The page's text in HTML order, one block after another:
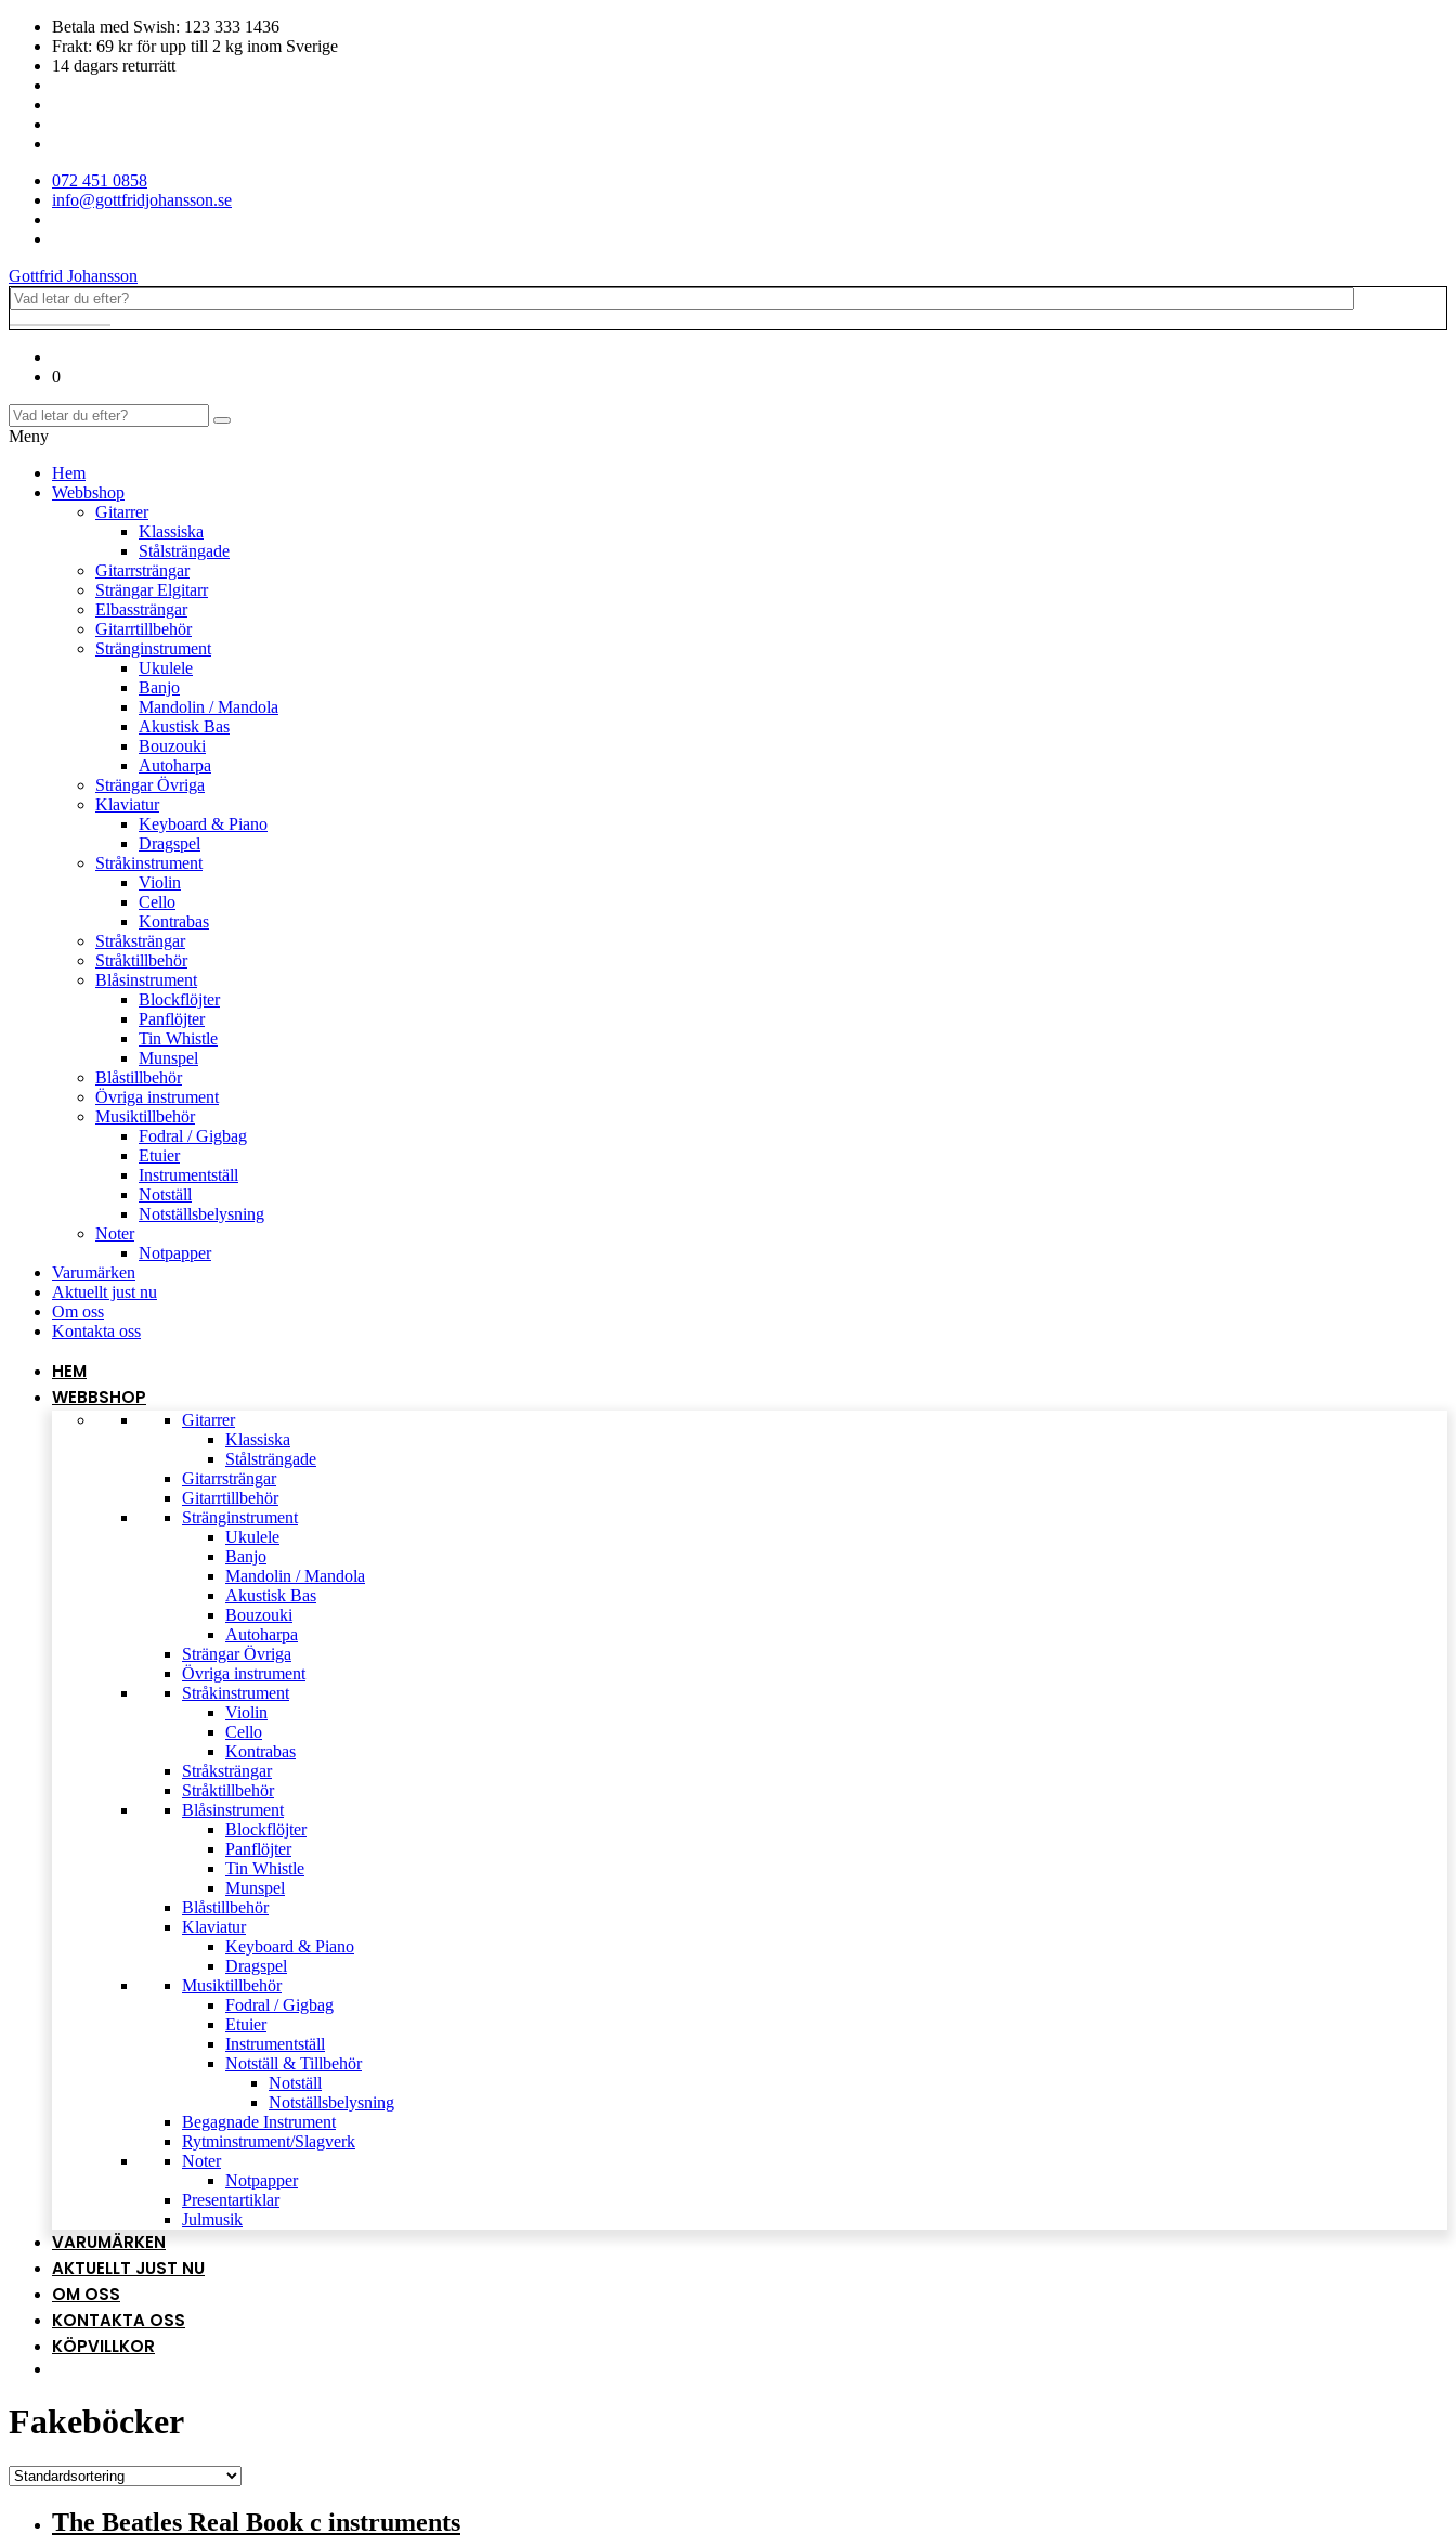
Betala med Swish: 123 333 1436
Frakt: 69 kr för upp till 2 kg inom Sverige
14 dagars returrätt
072 451 0858
info@gottfridjohansson.se
Gottfrid Johansson
0
Meny
Hem
Webbshop
Gitarrer
Klassiska
Stålsträngade
Gitarrsträngar
Strängar Elgitarr
Elbassträngar
Gitarrtillbehör
Stränginstrument
Ukulele
Banjo
Mandolin / Mandola
Akustisk Bas
Bouzouki
Autoharpa
Strängar Övriga
Klaviatur
Keyboard & Piano
Dragspel
Stråkinstrument
Violin
Cello
Kontrabas
Stråksträngar
Stråktillbehör
Blåsinstrument
Blockflöjter
Panflöjter
Tin Whistle
Munspel
Blåstillbehör
Övriga instrument
Musiktillbehör
Fodral / Gigbag
Etuier
Instrumentställ
Notställ
Notställsbelysning
Noter
Notpapper
Varumärken
Aktuellt just nu
Om oss
Kontakta oss
HEM
WEBBSHOP
Gitarrer
Klassiska
Stålsträngade
Gitarrsträngar
Gitarrtillbehör
Stränginstrument
Ukulele
Banjo
Mandolin / Mandola
Akustisk Bas
Bouzouki
Autoharpa
Strängar Övriga
Övriga instrument
Stråkinstrument
Violin
Cello
Kontrabas
Stråksträngar
Stråktillbehör
Blåsinstrument
Blockflöjter
Panflöjter
Tin Whistle
Munspel
Blåstillbehör
Klaviatur
Keyboard & Piano
Dragspel
Musiktillbehör
Fodral / Gigbag
Etuier
Instrumentställ
Notställ & Tillbehör
Notställ
Notställsbelysning
Begagnade Instrument
Rytminstrument/Slagverk
Noter
Notpapper
Presentartiklar
Julmusik
VARUMÄRKEN
AKTUELLT JUST NU
OM OSS
KONTAKTA OSS
KÖPVILLKOR
Fakeböcker
The Beatles Real Book c instruments